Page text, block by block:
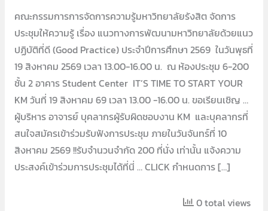
คณะกรรมการการจัดการความรู้มหาวิทยาลัยรังสิต จัดการ
ประชุมให้ความรู้ เรื่อง แนวทางการพัฒนามหาวิทยาลัยด้วยแนว
ปฏิบัติที่ดี (Good Practice) ประจำปีการศึกษา 2569 ในวันพุธที่
19 สิงหาคม 2569 เวลา 13.00-16.00 น. ณ ห้องประชุม 6-200
ชั้น 2 อาคาร Student Center IT’S TIME TO START YOUR
KM วันที่ 19 สิงหาคม 69 เวลา 13.00 -16.00 น. ขอเรียนเชิญ …
ผู้บริหาร อาจารย์ บุคลากรผู้รับผิดชอบงาน KM และบุคลากรที่
สนใจสมัครเข้าร่วมรับฟังการประชุม ภายในวันจันทร์ที่ 10
สิงหาคม 2569 !!รับจำนวนจำกัด 200 ที่นั่ง เท่านั้น แจ้งความ
ประสงค์เข้าร่วมการประชุมได้ที่นี่ … CLICK กำหนดการ […]
0 total views